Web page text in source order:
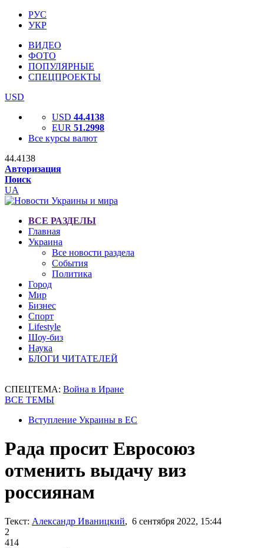
РУС
УКР
ВИДЕО
ФОТО
ПОПУЛЯРНЫЕ
СПЕЦПРОЕКТЫ
USD
USD 44.4138
EUR 51.2998
Все курсы валют
44.4138
Авторизация
Поиск
UA
ВСЕ РАЗДЕЛЫ
Главная
Украина
Все новости раздела
События
Политика
Город
Мир
Бизнес
Спорт
Lifestyle
Шоу-биз
Наука
БЛОГИ ЧИТАТЕЛЕЙ
СПЕЦТЕМА: Война в Иране
ВСЕ ТЕМЫ
Вступление Украины в ЕС
Рада просит Евросоюз
отменить выдачу виз
россиянам
Текст: Александр Иваницкий, 6 сентября 2022, 15:44
2
414